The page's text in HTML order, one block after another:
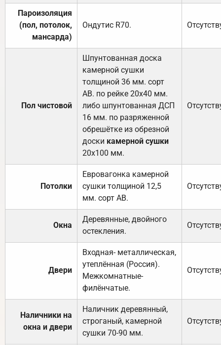
Пароизоляция
(пол, потолок,
мансарда)
Ондутис R70.
Пол чистовой
Шпунтованная доска
камерной сушки
толщиной 36 мм. сорт
АВ. по рейке 20х40 мм.
либо шпунтованная ДСП
16 мм. по разряженной
обрешётке из обрезной
доски камерной сушки
20х100 мм.
Потолки
Евровагонка камерной
сушки толщиной 12,5
мм. сорт АВ.
Окна
Деревянные, двойного
остекления.
Двери
Входная- металлическая,
утеплённая (Россия).
Межкомнатные-
филёнчатые.
Наличники на
окна и двери
Наличник деревянный,
строганый, камерной
сушки 70-90 мм.